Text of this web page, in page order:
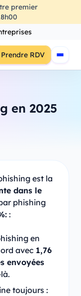
premier
Prendre RDV
en 2025
est la
dans le
phishing
:
en
avec 1,76
envoyées
toujours :